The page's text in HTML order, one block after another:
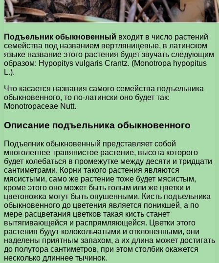
Подъельник обыкновенный входит в число растений
семейства под названием вертляницевые, в латинском
языке название этого растения будет звучать следующим
образом: Hypopitys vulgaris Crantz. (Monotropa hypopitus
L.).
Что касается названия самого семейства подъельника
обыкновенного, то по-латински оно будет так:
Monotropaceae Nutt.
Описание подъельника обыкновенного
Подъелник обыкновенный представляет собой
многолетнее травянистое растение, высота которого
будет колебаться в промежутке между десяти и тридцати
сантиметрами. Корни такого растения являются
мясистыми, само же растение тоже будет мясистым,
кроме этого оно может быть голым или же цветки и
цветоножка могут быть опушенными. Кисть подъельника
обыкновенного до цветения является поникшей, а по
мере расцветания цветков такая кисть станет
вытягивающейся и распрямляющейся. Цветки этого
растения будут колокольчатыми и отклоненными, они
наделены приятным запахом, а их длина может достигать
до полутора сантиметров, при этом столбик окажется
несколько длиннее тычинок.